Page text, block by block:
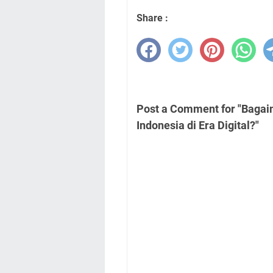
Share :
Post a Comment for
Indonesia di Era Digital?"